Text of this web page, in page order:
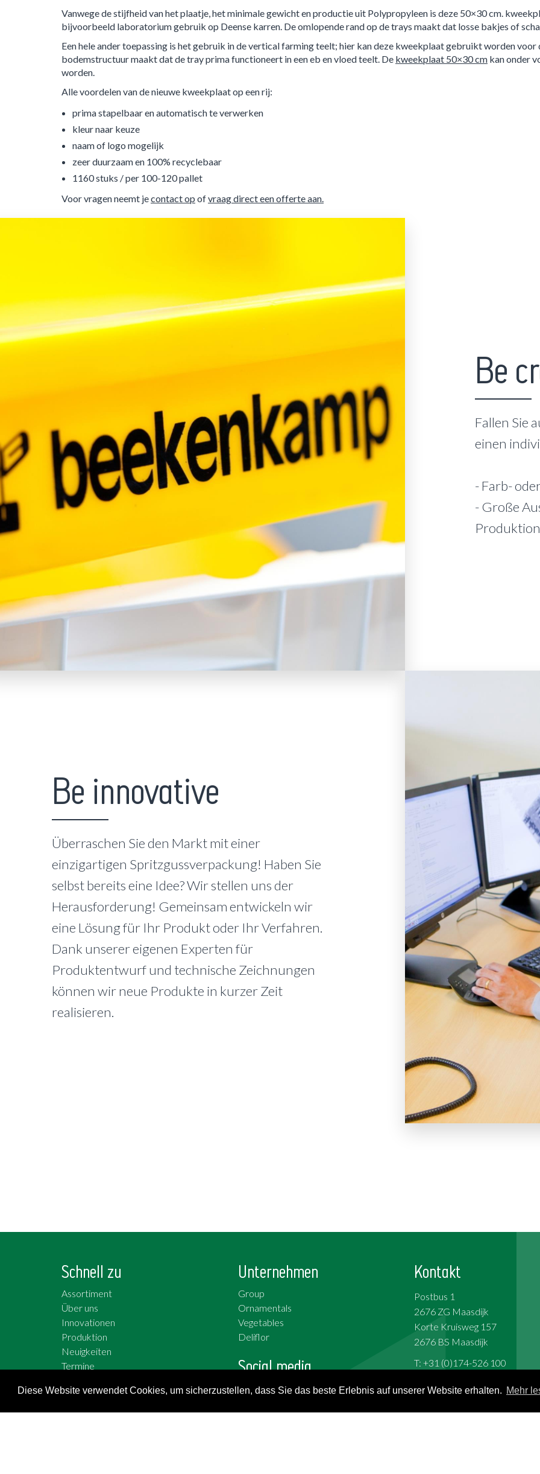
Diese Website verwendet Cookies, um sicherzustellen, dass Sie das beste Erlebnis auf unserer Website erhalten. Mehr
Vanwege de stijfheid van het plaatje, het minimale gewicht en productie uit Polypropyleen is deze 50×30 cm.
bijvoorbeeld laboratorium gebruik op Deense karren. De omlopende rand op de trays maakt dat losse bakjes of
Een hele ander toepassing is het gebruik in de vertical farming teelt; hier kan deze kweekplaat gebruikt worden voor
bodemstructuur maakt dat de tray prima functioneert in een eb en vloed teelt. De kweekplaat 50×30 cm kan onder
worden.
Alle voordelen van de nieuwe kweekplaat op een rij:
prima stapelbaar en automatisch te verwerken
kleur naar keuze
naam of logo mogelijk
zeer duurzaam en 100% recyclebaar
1160 stuks / per 100-120 pallet
Voor vragen neemt jecontact op ofvraag direct een offerte aan.
Be
Fallen Sie
einen
- Farb-
- Große
Be innovative
Überraschen Sie den Markt mit einer
einzigartigen Spritzgussverpackung! Haben Sie
selbst bereits eine Idee? Wir stellen uns der
Herausforderung! Gemeinsam entwickeln wir
eine Lösung für Ihr Produkt oder Ihr Verfahren.
Dank unserer eigenen Experten für
Produktentwurf und technische Zeichnungen
können wir neue Produkte in kurzer Zeit
realisieren.
Schnell zu
Assortiment
Über uns
Innovationen
Produktion
Neuigkeiten
Termine
Unternehmen
Group
Ornamentals
Vegetables
Deliflor
Social media
Twitter
Kontakt
Postbus 1
2676 ZG Maasdijk
Korte Kruisweg 157
2676 BS Maasdijk
T: +31 (0)174-526 100